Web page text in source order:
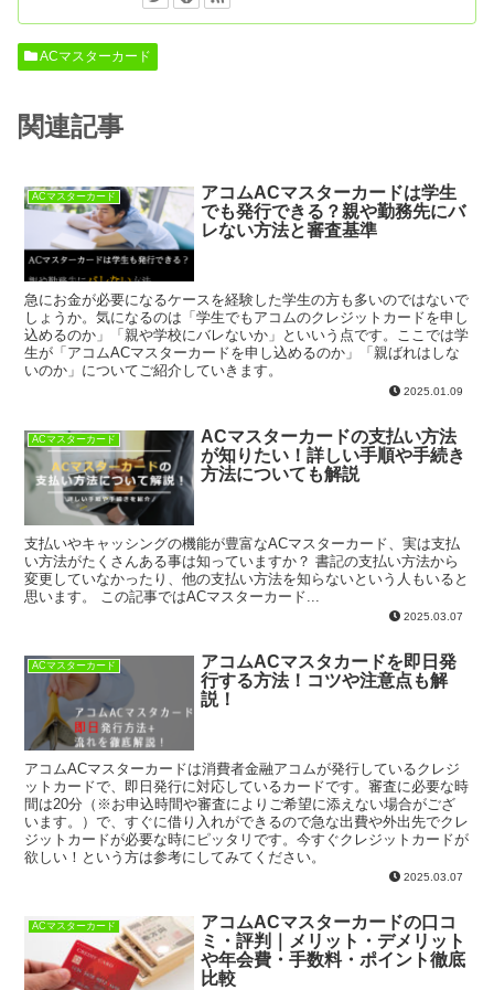
ACマスターカード
関連記事
ACマスターカード
アコムACマスターカードは学生
でも発行できる？親や勤務先にバ
レない方法と審査基準
急にお金が必要になるケースを経験した学生の方も多いのではないで
しょうか。気になるのは「学生でもアコムのクレジットカードを申し
込めるのか」「親や学校にバレないか」といいう点です。ここでは学
生が「アコムACマスターカードを申し込めるのか」「親ばれはしな
いのか」についてご紹介していきます。
2025.01.09
ACマスターカード
ACマスターカードの支払い方法
が知りたい！詳しい手順や手続き
方法についても解説
支払いやキャッシングの機能が豊富なACマスターカード、実は支払
い方法がたくさんある事は知っていますか？ 書記の支払い方法から
変更していなかったり、他の支払い方法を知らないという人もいると
思います。 この記事ではACマスターカード...
2025.03.07
ACマスターカード
アコムACマスタカードを即日発
行する方法！コツや注意点も解
説！
アコムACマスターカードは消費者金融アコムが発行しているクレジ
ットカードで、即日発行に対応しているカードです。審査に必要な時
間は20分（※お申込時間や審査によりご希望に添えない場合がござ
います。）で、すぐに借り入れができるので急な出費や外出先でクレ
ジットカードが必要な時にピッタリです。今すぐクレジットカードが
欲しい！という方は参考にしてみてください。
2025.03.07
ACマスターカード
アコムACマスターカードの口コ
ミ・評判｜メリット・デメリット
や年会費・手数料・ポイント徹底
比較